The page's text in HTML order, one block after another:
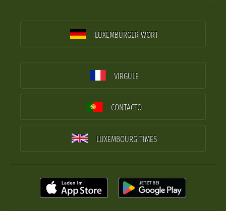
LUXEMBURGER WORT
VIRGULE
CONTACTO
LUXEMBOURG TIMES